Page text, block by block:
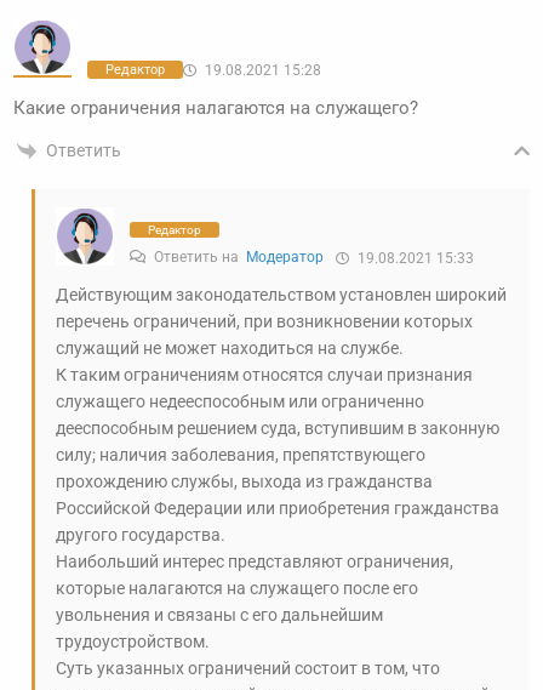
Редактор 19.08.2021 15:28
Какие ограничения налагаются на служащего?
Ответить
Редактор
Ответить на Модератор 19.08.2021 15:33
Действующим законодательством установлен широкий
перечень ограничений, при возникновении которых
служащий не может находиться на службе.
К таким ограничениям относятся случаи признания
служащего недееспособным или ограниченно
дееспособным решением суда, вступившим в законную
силу; наличия заболевания, препятствующего
прохождению службы, выхода из гражданства
Российской Федерации или приобретения гражданства
другого государства.
Наибольший интерес представляют ограничения,
которые налагаются на служащего после его
увольнения и связаны с его дальнейшим
трудоустройством.
Суть указанных ограничений состоит в том, что